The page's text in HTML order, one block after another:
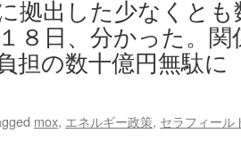
拠出した少なくと
８日、分かった。
担の数十億円無駄
mox, エネルギー政策, セラフィール